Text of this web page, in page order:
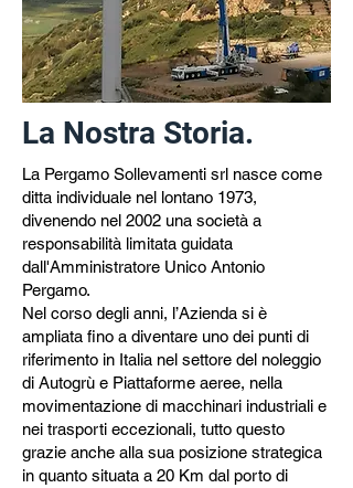
La Nostra Storia.
La Pergamo Sollevamenti srl nasce come
ditta individuale nel lontano 1973,
divenendo nel 2002 una società a
responsabilità limitata guidata
dall'Amministratore Unico Antonio
Pergamo.
Nel corso degli anni, l’Azienda si è
ampliata fino a diventare uno dei punti di
riferimento in Italia nel settore del noleggio
di Autogrù e Piattaforme aeree, nella
movimentazione di macchinari industriali e
nei trasporti eccezionali, tutto questo
grazie anche alla sua posizione strategica
in quanto situata a 20 Km dal porto di